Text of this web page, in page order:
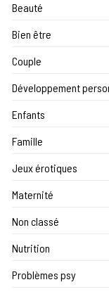
Beauté
Bien être
Couple
Développement
Enfants
Famille
Jeux érotiques
Maternité
Non classé
Nutrition
Problèmes psy